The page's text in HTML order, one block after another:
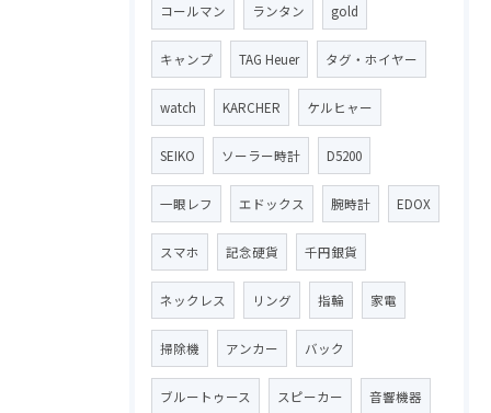
コールマン ランタン gold
キャンプ TAG Heuer タグ・ホイヤー
watch KARCHER ケルヒャー
SEIKO ソーラー時計 D5200
一眼レフ エドックス 腕時計 EDOX
スマホ 記念硬貨 千円銀貨
ネックレス リング 指輪 家電
掃除機 アンカー バック
ブルートゥース スピーカー 音響機器